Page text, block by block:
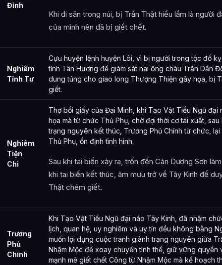
Đỉnh
Khi đi săn trong núi, bị Trần Thật hiểu lầm là người
của mình nên đã bị giết chết.
Nghiêm
Tĩnh Tư
Cựu huyện lệnh huyện Lôi, vì bị người trong tộc đố
tỉnh Tân Hương để giám sát hai ông cháu Trần Dần
dung túng cho giao long Thượng Thiện gây họa, bị
giết.
Nghiêm
Tiện
Chi
Thợ bồi giấy của Đại Minh, khi Tạo Vật Tiểu Ngũ đại
họa mà từ chức Thủ Phụ, chờ đợi thời cơ tái xuất,
trạng nguyên kết thúc, Trương Phủ Chính từ chức,
Thủ Phụ, ổn định tình hình.
Sau khi tai biến xảy ra, trốn đến Càn Dương Sơn
khi tai biến kết thúc, âm mưu trở về Tây Kinh để
Thật chém giết.
Trương
Phủ
Chính
Khi Tạo Vật Tiểu Ngũ đại náo Tây Kinh, đã nhậm
lịch, quan hệ, uy nghiêm và uy tín đều không bằng
muốn lợi dụng cuộc tranh giành trạng nguyên giữa
Nhậm Mộc để xoay chuyển tình thế, giữ vững quyền
mạnh mẽ giết chết Công tử Nhậm Mộc mà kế hoạch